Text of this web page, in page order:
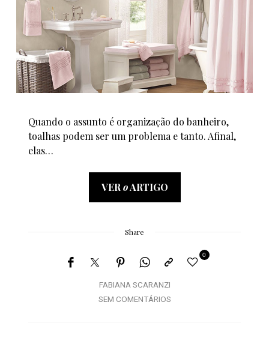
Quando o assunto é organização do banheiro,
toalhas podem ser um problema e tanto. Afinal,
elas…
VER oARTIGO
Share
FABIANA SCARANZI
0
SEM COMENTÁRIOS